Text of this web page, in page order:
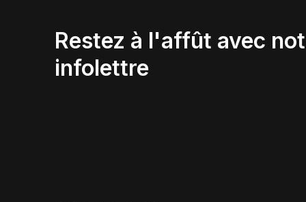
Restez à l'affût avec
infolettre